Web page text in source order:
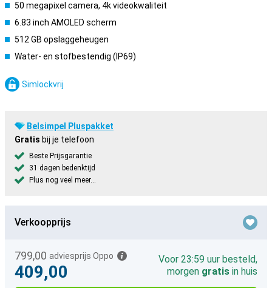
50 megapixel camera, 4k videokwaliteit
6.83 inch AMOLED scherm
512 GB opslaggeheugen
Water- en stofbestendig (IP69)
Simlockvrij
Belsimpel Pluspakket
Gratis bij je telefoon
Beste Prijsgarantie
31 dagen bedenktijd
Plus nog veel meer...
Verkoopprijs
799,00 adviesprijs Oppo
409,00
Voor 23:59 uur besteld,
morgen gratis in huis